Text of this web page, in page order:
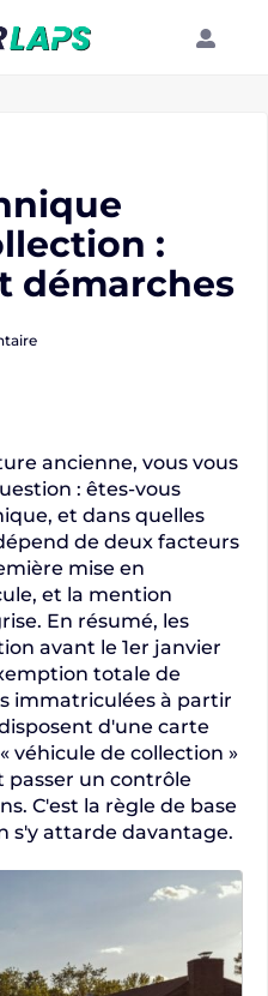
:
démarches
ancienne, vous vous
: êtes-vous
et dans quelles
de deux facteurs
mise en
et la mention
En résumé, les
avant le 1er janvier
totale de
immatriculées à partir
d'une carte
véhicule de collection »
passer un contrôle
C'est la règle de base
s'y attarde davantage.